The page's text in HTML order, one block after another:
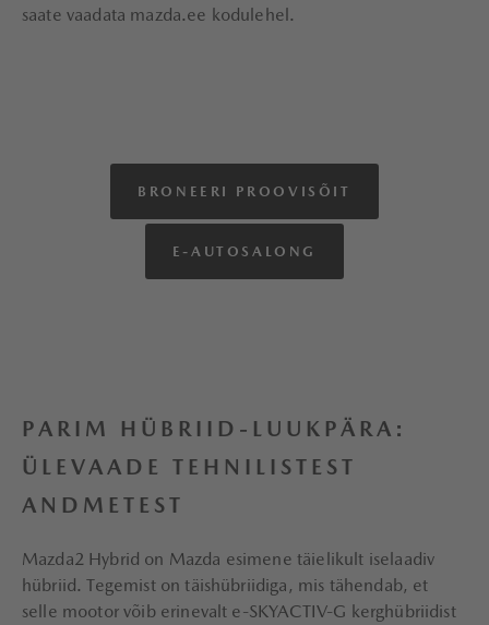
saate vaadata mazda.ee kodulehel.
BRONEERI PROOVISÕIT
E-AUTOSALONG
PARIM HÜBRIID-LUUKPÄRA:
ÜLEVAADE TEHNILISTEST
ANDMETEST
Mazda2 Hybrid on Mazda esimene täielikult iselaadiv
hübriid. Tegemist on täishübriidiga, mis tähendab, et
selle mootor võib erinevalt e-SKYACTIV-G kerghübriidist